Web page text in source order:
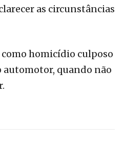
as circunstâncias
homicídio culposo
automotor, quando não